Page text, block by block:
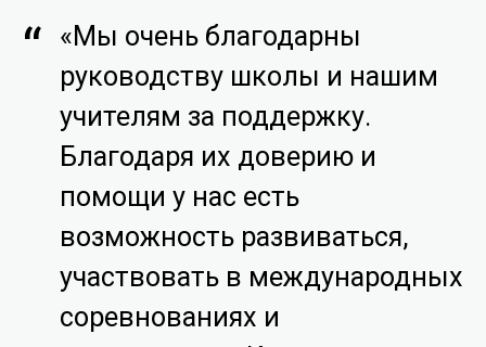
«Мы очень благодарны
руководству школы и нашим
учителям за поддержку.
Благодаря их доверию и
помощи у нас есть
возможность развиваться,
участвовать в международных
соревнованиях и